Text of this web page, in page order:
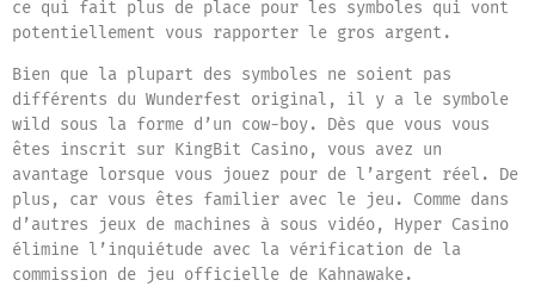
ce qui fait plus de place pour les symboles qui vont
potentiellement vous rapporter le gros argent.
Bien que la plupart des symboles ne soient pas
différents du Wunderfest original, il y a le symbole
wild sous la forme d’un cow-boy. Dès que vous vous
êtes inscrit sur KingBit Casino, vous avez un
avantage lorsque vous jouez pour de l’argent réel. De
plus, car vous êtes familier avec le jeu. Comme dans
d’autres jeux de machines à sous vidéo, Hyper Casino
élimine l’inquiétude avec la vérification de la
commission de jeu officielle de Kahnawake.